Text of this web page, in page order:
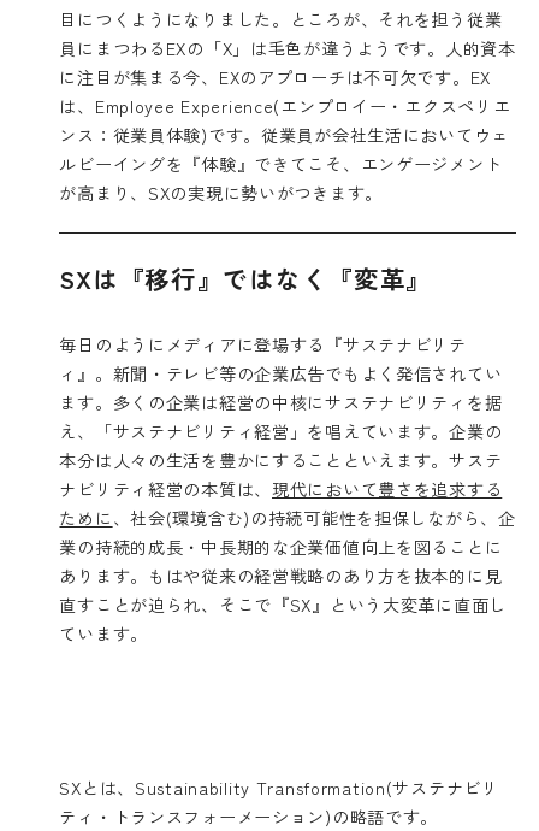
目につくようになりました。ところが、それを担う従業
員にまつわるEXの「X」は毛色が違うようです。人的資本
に注目が集まる今、EXのアプローチは不可欠です。EX
は、Employee Experience(エンプロイー・エクスペリエ
ンス：従業員体験)です。従業員が会社生活においてウェ
ルビーイングを『体験』できてこそ、エンゲージメント
が高まり、SXの実現に勢いがつきます。
SXは『移行』ではなく『変革』
毎日のようにメディアに登場する『サステナビリテ
ィ』。新聞・テレビ等の企業広告でもよく発信されてい
ます。多くの企業は経営の中核にサステナビリティを据
え、「サステナビリティ経営」を唱えています。企業の
本分は人々の生活を豊かにすることといえます。サステ
ナビリティ経営の本質は、現代において豊さを追求する
ために、社会(環境含む)の持続可能性を担保しながら、企
業の持続的成長・中長期的な企業価値向上を図ることに
あります。もはや従来の経営戦略のあり方を抜本的に見
直すことが迫られ、そこで『SX』という大変革に直面し
ています。
SXとは、Sustainability Transformation(サステナビリ
ティ・トランスフォーメーション)の略語です。